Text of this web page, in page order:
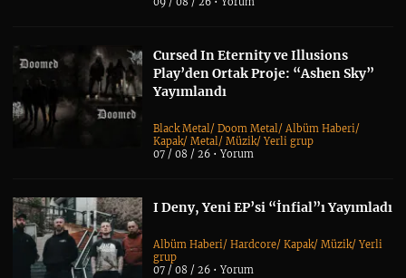
Cursed In Eternity ve Illusions
Play’den Ortak Proje: “Ashen Sky”
Yayımlandı
Black Metal/Doom Metal/Albüm Haberi/
Kapak/Metal/Müzik/Yerli grup
07 / 08 / 26 •Yorum
I Deny, Yeni EP’si “İnfial”ı Yayımladı
Albüm Haberi/Hardcore/Kapak/Müzik/Yerli
grup
07 / 08 / 26 •Yorum